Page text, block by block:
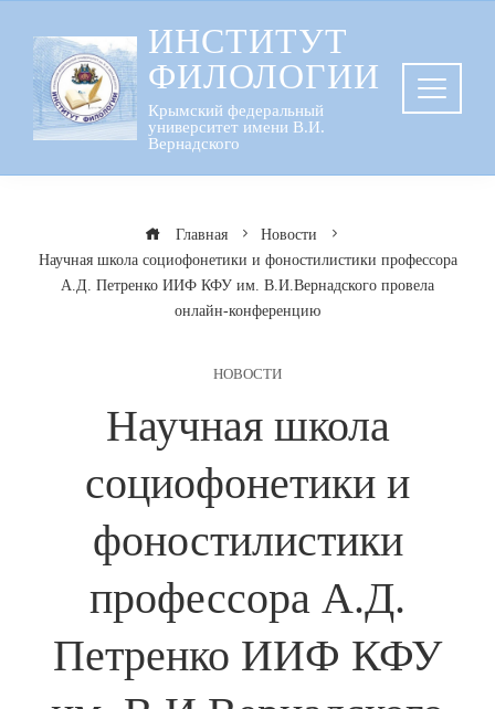
содержанию
ИНСТИТУТ
ФИЛОЛОГИИ
Крымский федеральный
университет имени В.И.
Вернадского
Главная
Новости
Научная школа социофонетики и фоностилистики профессора
А.Д. Петренко ИИФ КФУ им. В.И.Вернадского провела
онлайн-конференцию
НОВОСТИ
Научная школа
социофонетики и
фоностилистики
профессора А.Д.
Петренко ИИФ КФУ